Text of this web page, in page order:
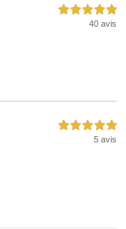
5,0 étoiles sur 5
40 avis
5,0 étoiles sur 5
5 avis